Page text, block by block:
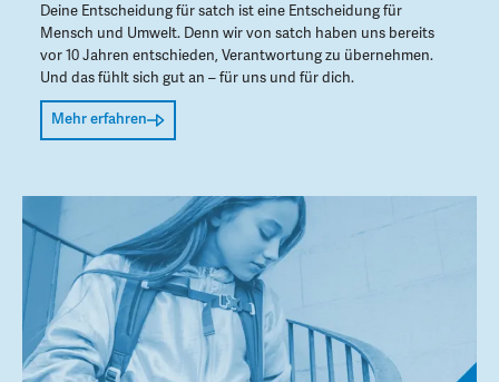
Deine Entscheidung für satch ist eine Entscheidung für
Mensch und Umwelt. Denn wir von satch haben uns bereits
vor 10 Jahren entschieden, Verantwortung zu übernehmen.
Und das fühlt sich gut an – für uns und für dich.
Mehr erfahren